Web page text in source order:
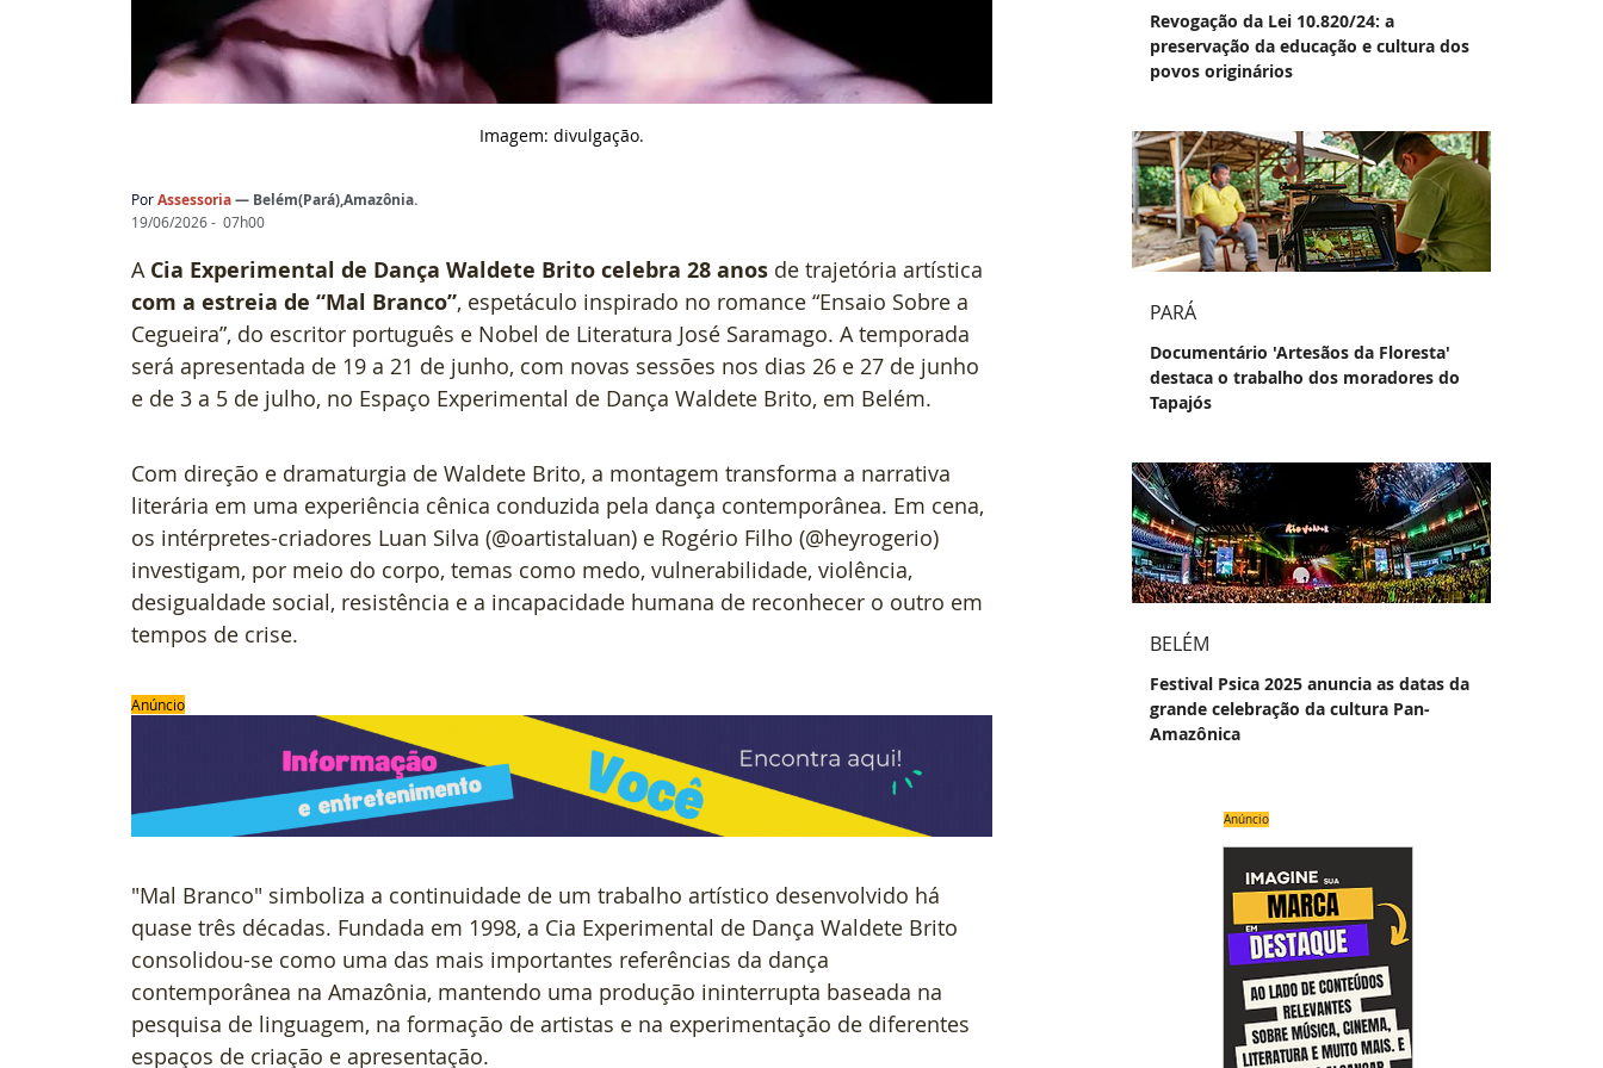
Imagem: divulgação.
Por Assessoria — Belém(Pará),Amazônia.
19/06/2026 -  07h00
A Cia Experimental de Dança Waldete Brito celebra 28 anos de trajetória artística
com a estreia de “Mal Branco”, espetáculo inspirado no romance “Ensaio Sobre a
Cegueira”, do escritor português e Nobel de Literatura José Saramago. A temporada
será apresentada de 19 a 21 de junho, com novas sessões nos dias 26 e 27 de junho
e de 3 a 5 de julho, no Espaço Experimental de Dança Waldete Brito, em Belém.
Com direção e dramaturgia de Waldete Brito, a montagem transforma a narrativa
literária em uma experiência cênica conduzida pela dança contemporânea. Em cena,
os intérpretes-criadores Luan Silva (@oartistaluan) e Rogério Filho (@heyrogerio)
investigam, por meio do corpo, temas como medo, vulnerabilidade, violência,
desigualdade social, resistência e a incapacidade humana de reconhecer o outro em
tempos de crise.
Anúncio
"Mal Branco" simboliza a continuidade de um trabalho artístico desenvolvido há
quase três décadas. Fundada em 1998, a Cia Experimental de Dança Waldete Brito
consolidou-se como uma das mais importantes referências da dança
contemporânea na Amazônia, mantendo uma produção ininterrupta baseada na
pesquisa de linguagem, na formação de artistas e na experimentação de diferentes
espaços de criação e apresentação.
Revogação da Lei 10.820/24: a
preservação da educação e cultura dos
povos originários
PARÁ
Documentário 'Artesãos da Floresta'
destaca o trabalho dos moradores do
Tapajós
BELÉM
Festival Psica 2025 anuncia as datas da
grande celebração da cultura Pan-
Amazônica
Anúncio